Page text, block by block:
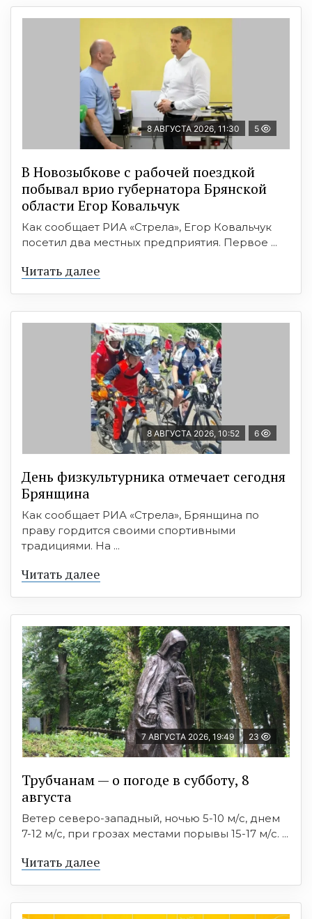
8 АВГУСТА 2026, 11:30 5
В Новозыбкове с рабочей поездкой
побывал врио губернатора Брянской
области Егор Ковальчук
Как сообщает РИА «Стрела», Егор Ковальчук
посетил два местных предприятия. Первое ...
Читать далее
8 АВГУСТА 2026, 10:52 6
День физкультурника отмечает сегодня
Брянщина
Как сообщает РИА «Стрела», Брянщина по
праву гордится своими спортивными
традициями. На ...
Читать далее
7 АВГУСТА 2026, 19:49 23
Трубчанам — о погоде в субботу, 8
августа
Ветер северо-западный, ночью 5-10 м/с, днем
7-12 м/с, при грозах местами порывы 15-17 м/с. ...
Читать далее